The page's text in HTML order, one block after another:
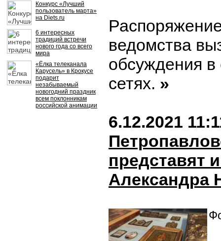
Конкурс «Лучший
пользователь марта»
на Diets.ru
6 интересных
традиций встречи
нового года со всего
мира
«Ёлка телеканала
Карусель» в Крокусе
подарит
незабываемый
новогодний праздник
всем поклонникам
российской анимации
ведомства
обсуждения
сетях. »
6.12.2021
представят
Александра